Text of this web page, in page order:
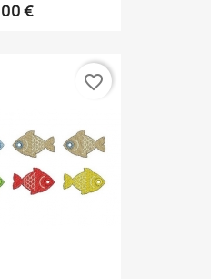
€
favorite_border